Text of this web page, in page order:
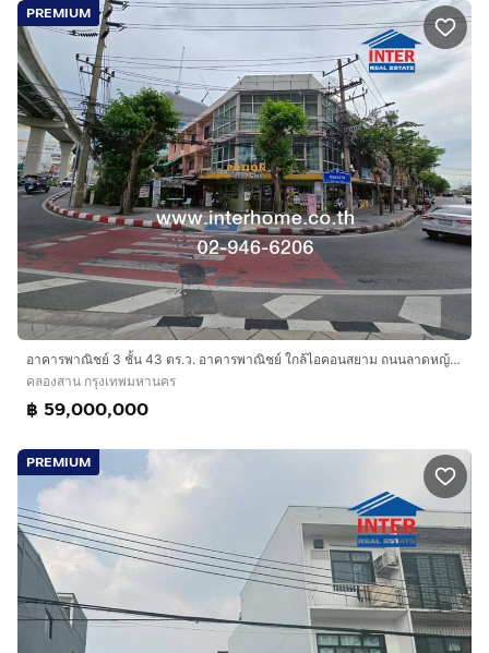
PREMIUM
อาคารพาณิชย์ 3 ชั้น 43 ตร.ว. อาคารพาณิชย์ ใกล้ไอคอนสยาม ถนนลาดหญ้า ถนนเจริญนคร เขตคลองสาน กรุงเทพมหานคร
คลองสาน กรุงเทพมหานคร
฿ 59,000,000
PREMIUM